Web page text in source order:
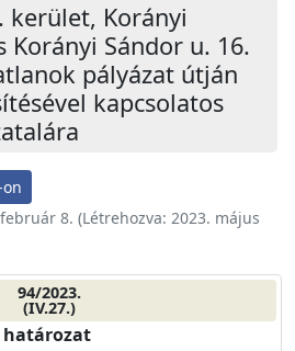
kerület, Korányi
Korányi Sándor u. 16.
pályázat útján
kapcsolatos
8. (Létrehozva: 2023. május
94/2023.
(IV.27.)
határozat